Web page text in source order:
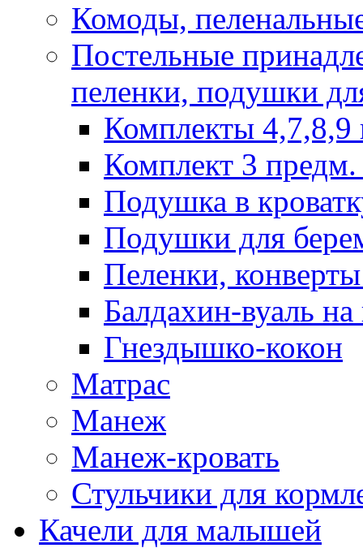
Комоды,
Постельные
пеленки, подушки
Комплекты 4,7,8,9
Комплект 3 предм.
Подушка в
Подушки для
Пеленки,
Балдахин-вуаль на
Гнездышко-кокон
Матрас
Манеж
Манеж-кровать
Стульчики для
Качели для малышей